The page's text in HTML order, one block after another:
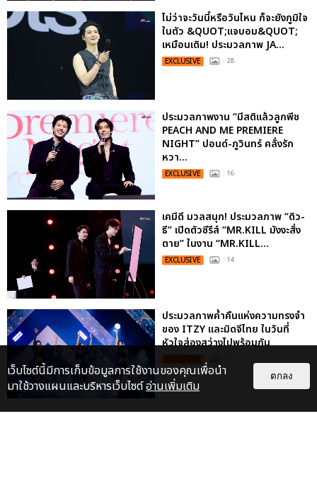
ไม่ว่าจะวันนี้หรือวันไหน ก็จะยังภูมิใจ
ในตัว &QUOT;แจบอม&QUOT;
เหมือนเดิม! ประมวลภาพ JA...
EXCLUSIVE : 28
ประมวลภาพงาน “มีสติแล้วลูกพีช
PEACH AND ME PREMIERE
NIGHT” ปอนด์-ภูวินทร์ คลั่งรัก
หวา...
EXCLUSIVE : 16
เคมีดี มวลสนุก! ประมวลภาพ “ดิว-
ธี” เปิดตัวซีรีส์ “MR.KILL มังงะสั่ง
ตาย” ในงาน “MR.KILL...
EXCLUSIVE : 14
ประมวลภาพค่ำคืนแห่งความทรงจำ
ของ ITZY และมิดจีไทย ในวันที่
หัวใจส่องสว่างไปพร้อมกัน
EXCLUSIVE
เว็บไซต์นี้มีการเก็บข้อมูลการใช้งานของคุณเพื่อนำ
มาใช้วางแผนและบริหารเว็บไซต์อ่านเพิ่มเติม
ตกลง